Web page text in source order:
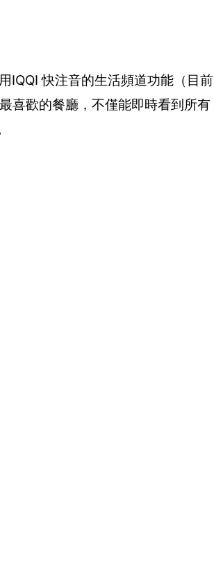
IQQI 快注音的生活頻道功能（目前
喜歡的餐廳，不僅能即時看到所有